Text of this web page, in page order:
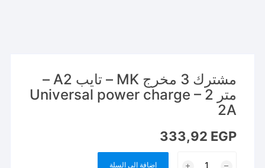
مشترك 3 مخرج MK – تايب A2 –
متر 2 Universal power charge –
2A
333,92 EGP
إضافة إلى السلة